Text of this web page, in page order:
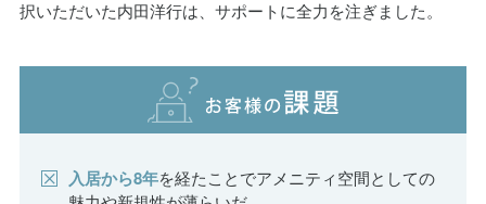
魅力や新規性が薄らいだ。